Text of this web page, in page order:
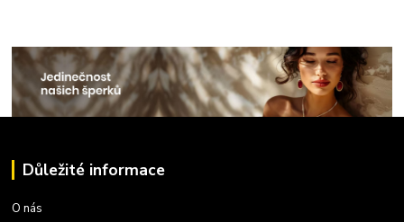
Důležité informace
O nás